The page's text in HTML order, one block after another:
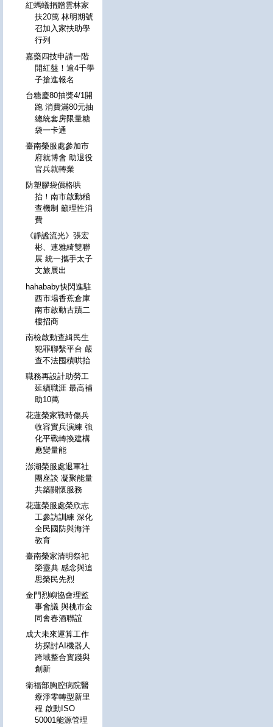
紅螞蟻捐贈雲林家
扶20萬 林明期號
召加入家扶助學
行列
嘉藥四技申請一階
開紅盤！逾4千學
子搶進報名
台糖慶80抽獎4/1開
跑 消費滿80元抽
總統套房限量糖
袋一卡通
臺南榮服處參加市
府就博會 助退役
官兵就轉業
防塑膠袋價格哄
抬！南市啟動稽
查機制 籲理性消
費
《靜謐流光》張宏
彬、連雅綺雙聯
展 統一攜手太子
文旅展出
hahababy快閃進駐
西市場香蕉倉庫
南市啟動古蹟二
樓招商
南檢啟動查緝民生
犯罪聯繫平台 嚴
查不法囤積哄抬
職務再設計助勞工
延續職涯 最高補
助10萬
花蓮榮家戰時傷兵
收容實兵演練 強
化平戰轉換建構
應變量能
澎湖榮服處退軍社
團座談 凝聚能量
共築關懷服務
花蓮榮服處榮欣志
工參訪訓練 深化
全民國防與海洋
教育
臺南榮家清明祭祀
榮靈典 感念與追
思榮民先烈
金門烈嶼協會理監
事會議 與桃市金
同會春酒聯誼
成大未來運算工作
坊探討AI機器人
跨域整合實踐與
創新
衛福部胸腔病院醫
療淨零轉型新里
程 啟動ISO
50001能源管理